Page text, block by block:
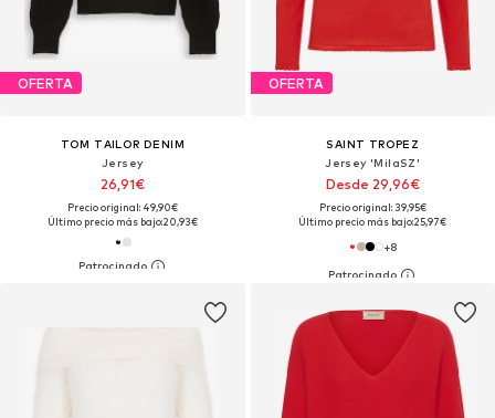
OFERTA
TOM TAILOR DENIM
Jersey
26,91€
Precio original: 49,90€
Último precio más bajo:20,93€
OFERTA
SAINT TROPEZ
Jersey 'MilaSZ'
Desde 29,96€
Precio original: 39,95€
Último precio más bajo:25,97€
+8